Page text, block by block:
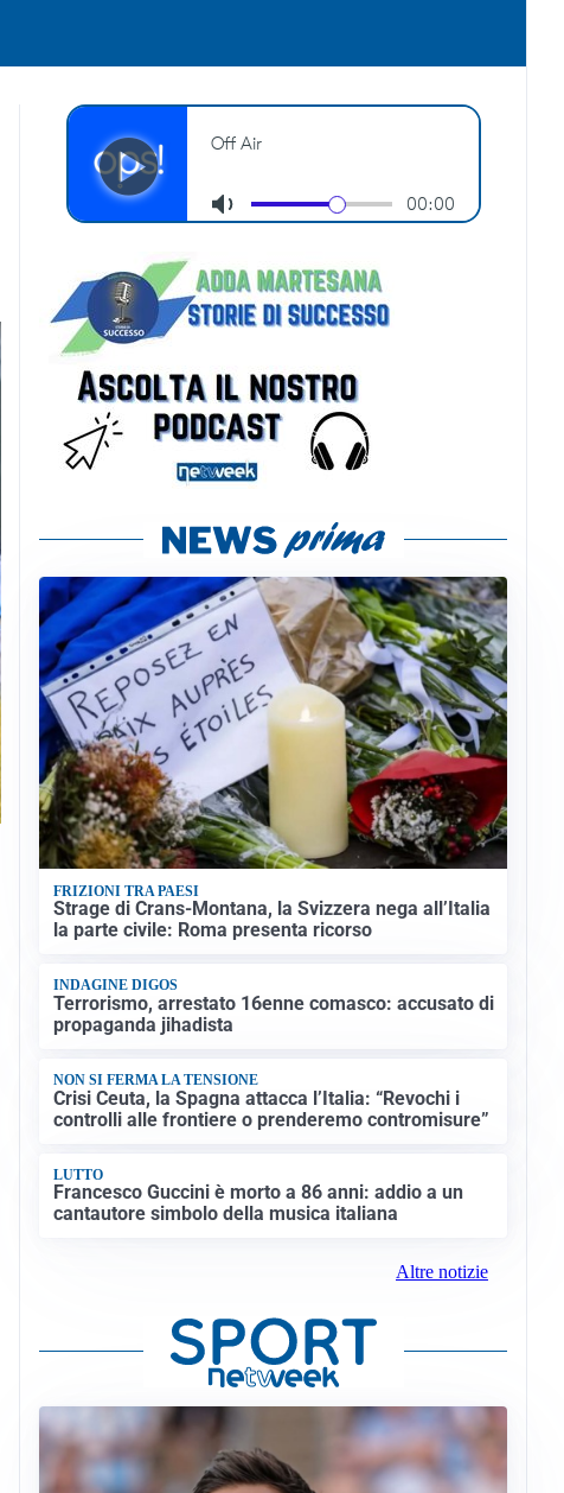
FRIZIONI TRA PAESI
Strage di Crans-Montana, la Svizzera nega all’Italia
la parte civile: Roma presenta ricorso
INDAGINE DIGOS
Terrorismo, arrestato 16enne comasco: accusato di
propaganda jihadista
NON SI FERMA LA TENSIONE
Crisi Ceuta, la Spagna attacca l’Italia: “Revochi i
controlli alle frontiere o prenderemo contromisure”
LUTTO
Francesco Guccini è morto a 86 anni: addio a un
cantautore simbolo della musica italiana
Altre notizie